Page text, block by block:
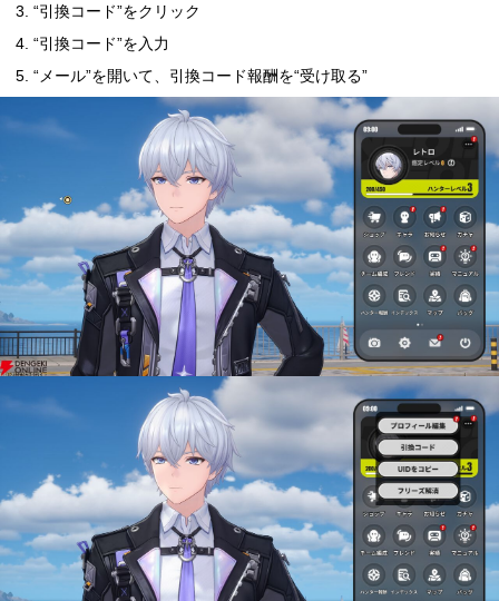
“引換コード”をクリック
“引換コード”を入力
“メール”を開いて、引換コード報酬を“受け取る”